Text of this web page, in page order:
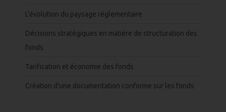
L'évolution du paysage réglementaire
Décisions stratégiques en matière de structuration des
fonds
Tarification et économie des fonds
Création d'une documentation conforme sur les fonds